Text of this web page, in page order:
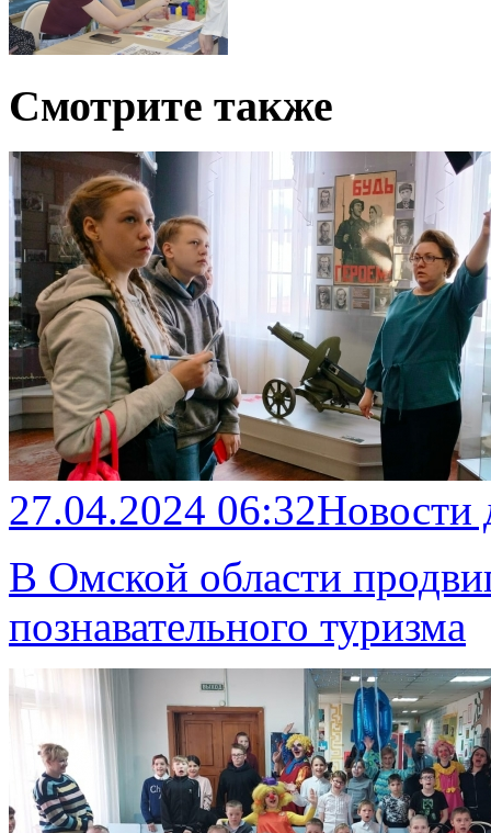
Смотрите также
27.04.2024 06:32
В Омской области
познавательного туризма